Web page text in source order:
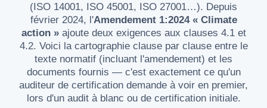
(ISO 14001, ISO 45001, ISO 27001…). Depuis
février 2024, l'Amendement 1:2024 « Climate
action »ajoute deux exigences aux clauses 4.1 et
4.2. Voici la cartographie clause par clause entre le
texte normatif (incluant l'amendement) et les
documents fournis — c'est exactement ce qu'un
auditeur de certification demande à voir en premier,
lors d'un audit à blanc ou de certification initiale.